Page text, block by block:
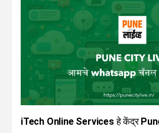
iTech Online Servicesहे केंद्र